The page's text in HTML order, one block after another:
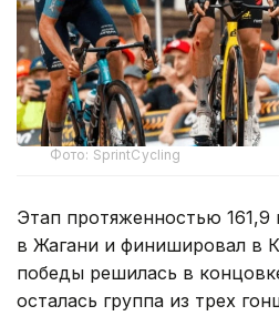
Фото: SprintCycling
Этап протяженностью 161,9
в Жагани и финишировал в
победы решилась в
осталась группа из трех